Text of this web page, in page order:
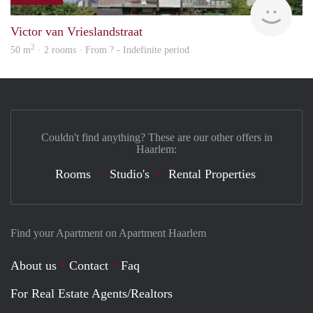
Victor van Vrieslandstraat
50 m2 · 2 rooms · From ? - Indefinite period
Find your Apartment on Apartment Haarlem
About us Contact
Faq
For Real Estate Agents/Realtors
Couldn't find anything? These are our other offers in
Haarlem:
Rooms Studio's Rental Properties